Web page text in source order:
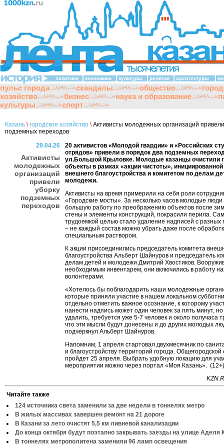
политики экономики культуры религии архитектуры
пульс города скандалы общество
хозяйство
бизнес наука и образование
культуры
спорт
Казань \ городское хозяйство \Активисты молодежных организаций
подземных переходов
29.04.26
Активисты
молодежных
организаций
привели
уборку
подземных
переходов
20 активистов «Молодой гвардии» и «Российских
отрядов» привели в порядок два подземных
ул.Большой Крыловке. Молодые казанцы очистили
объекты в рамках «акции чистоты»,
внешнего благоустройства и комитетом по делам
молодежи.
Активисты на время примерили на себя роли
«Городские мосты». За несколько часов молодые
большую работу по преображению объектов после
стены и элементы конструкций, покрасили перила.
трудоемкой целью стало удаление надписей с разных
– не каждый состав можно убрать даже после
специальным раствором.
К акции присоединились председатель комитета
благоустройства Альберт Шайнуров и председатель
делам детей и молодежи Дмитрий Хвостиков.
необходимым инвентарем, они включились в работу
волонтерами.
«Хотелось бы поблагодарить наши молодежные
которые приняли участие в нашем локальном
отдельно отметить важное осознание, к которому
нанести надпись может один человек за пять минут,
удалить, требуется уже 5-7 человек и около получаса
что эти мысли будут донесены и до других молодых
подчеркнул Альберт Шайнуров.
Напомним, 1 апреля стартовал двухмесячник по
и благоустройству территорий города. Общегородской
пройдет 25 апреля. Выбрать удобную локацию для
мероприятии можно через портал «Моя Казань». (12+)
Читайте также
124 источника света заменили за две недели в тоннелях метро
В жилых массивах завершен ремонт на 21 дороге
В Казани за лето очистят 5,5 км ливневой канализации
До конца октября будут поэтапно закрывать заезды на улице Аделя
В тоннелях метрополитена заменили 96 ламп освещения